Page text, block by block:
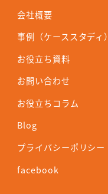
会社概要
事例（ケーススタディ）
お役立ち資料
お問い合わせ
お役立ちコラム
Blog
プライバシーポリシー
facebook